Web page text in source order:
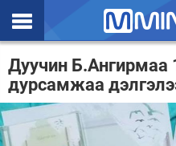
Эхлэл
Цаг агаар
Валют ханш
Дуучин
дурсамжаа